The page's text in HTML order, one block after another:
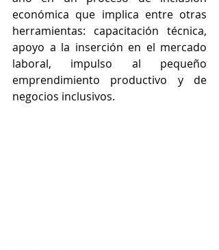
económica que implica entre otras
herramientas: capacitación técnica,
apoyo a la inserción en el mercado
laboral, impulso al pequeño
emprendimiento productivo y de
negocios inclusivos.